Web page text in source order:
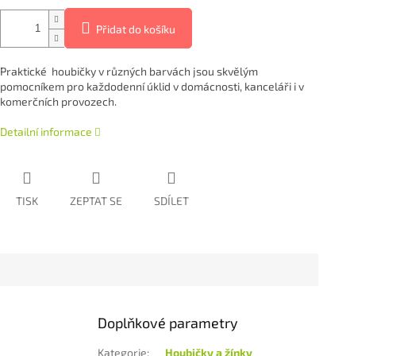
Přidat do košíku
Praktické houbičky v různých barvách jsou skvělým
pomocníkem pro každodenní úklid v domácnosti, kanceláři i v
komerčních provozech.
Detailní informace
TISK ZEPTAT SE SDÍLET
Doplňkové parametry
Kategorie: Houbičky a žínky